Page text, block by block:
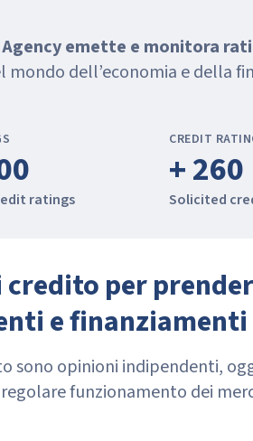
emette e monitora
mondo dell’economia e della
ratings
CREDIT
+ 260
Solicited
per
e finanziamenti
sono opinioni indipendenti,
funzionamento dei